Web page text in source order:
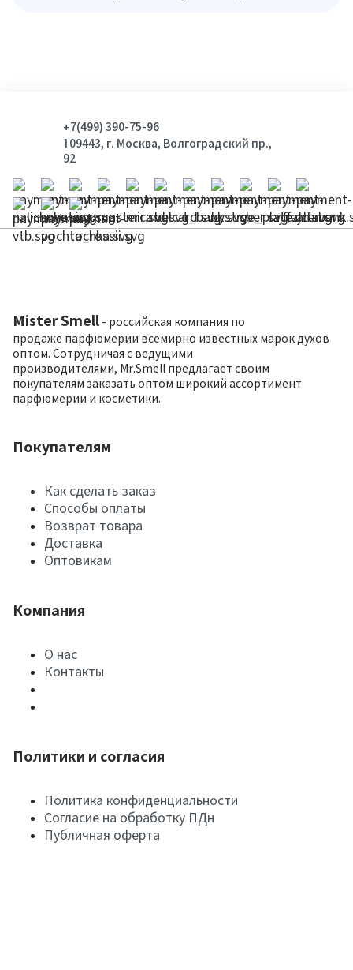
+7(499) 390-75-96
109443, г. Москва, Волгоградский пр.,
92
Mister Smell - российская компания по
продаже парфюмерии всемирно известных марок духов
оптом. Сотрудничая с ведущими
производителями, Mr.Smell предлагает своим
покупателям заказать оптом широкий ассортимент
парфюмерии и косметики.
Покупателям
Как сделать заказ
Способы оплаты
Возврат товара
Доставка
Оптовикам
Компания
О нас
Контакты
Политики и согласия
Политика конфиденциальности
Согласие на обработку ПДн
Публичная оферта